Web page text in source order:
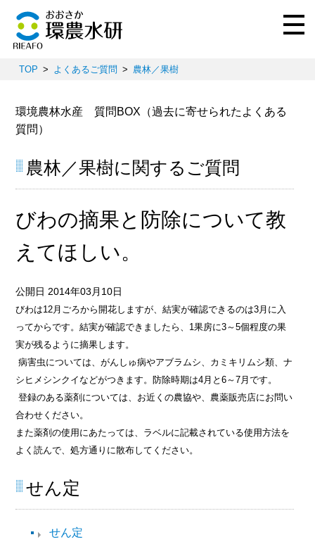
TOP よくあるご質問 農林／果樹
環境農林水産 質問BOX（過去に寄せられたよくある
質問）
農林／果樹に関するご質問
びわの摘果と防除について教
えてほしい。
公開日 2014年03月10日
びわは12月ごろから開花しますが、結実が確認できるのは3月に入
ってからです。結実が確認できましたら、1果房に3～5個程度の果
実が残るように摘果します。
病害虫については、がんしゅ病やアブラムシ、カミキリムシ類、ナ
シヒメシンクイなどがつきます。防除時期は4月と6～7月です。
登録のある薬剤については、お近くの農協や、農薬販売店にお問い
合わせください。
また薬剤の使用にあたっては、ラベルに記載されている使用方法を
よく読んで、処方通りに散布してください。
せん定
せん定